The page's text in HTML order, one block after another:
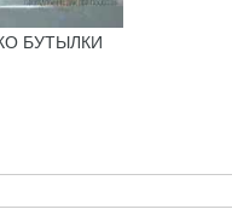
БУТЫЛКИ